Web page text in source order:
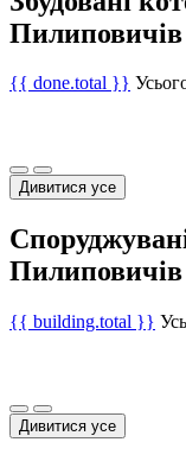
Пилиповичів
{{ done.total }}
Дивитися усе
Пилиповичів
{{ building.total }}
Дивитися усе